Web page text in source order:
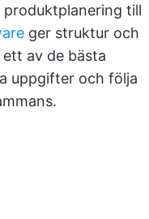
till
ger struktur och
av de bästa
uppgifter och följa